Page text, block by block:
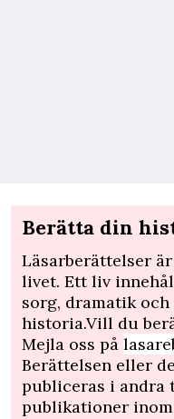
Berätta din
Läsarberättelser
livet. Ett liv
sorg, dramatik
historia.Vill du
Mejla oss på
Berättelsen eller
publiceras i
publikationer